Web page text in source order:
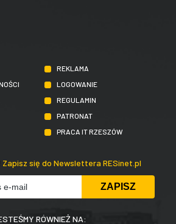
REKLAMA
LOGOWANIE
REGULAMIN
PATRONAT
PRACA IT RZESZÓW
Zapisz się do Newslettera RESinet.pl
RÓWNIEŻ NA: